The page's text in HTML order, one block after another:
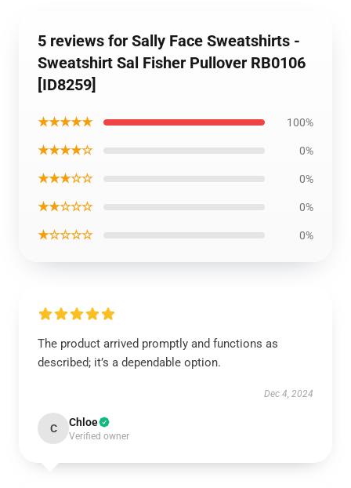
5 reviews for Sally Face Sweatshirts -
Sweatshirt Sal Fisher Pullover RB0106
[ID8259]
★★★★★ 100%
★★★★☆ 0%
★★★☆☆ 0%
★★☆☆☆ 0%
★☆☆☆☆ 0%
The product arrived promptly and functions as
described; it’s a dependable option.
Dec 4, 2024
C Chloe
Verified owner